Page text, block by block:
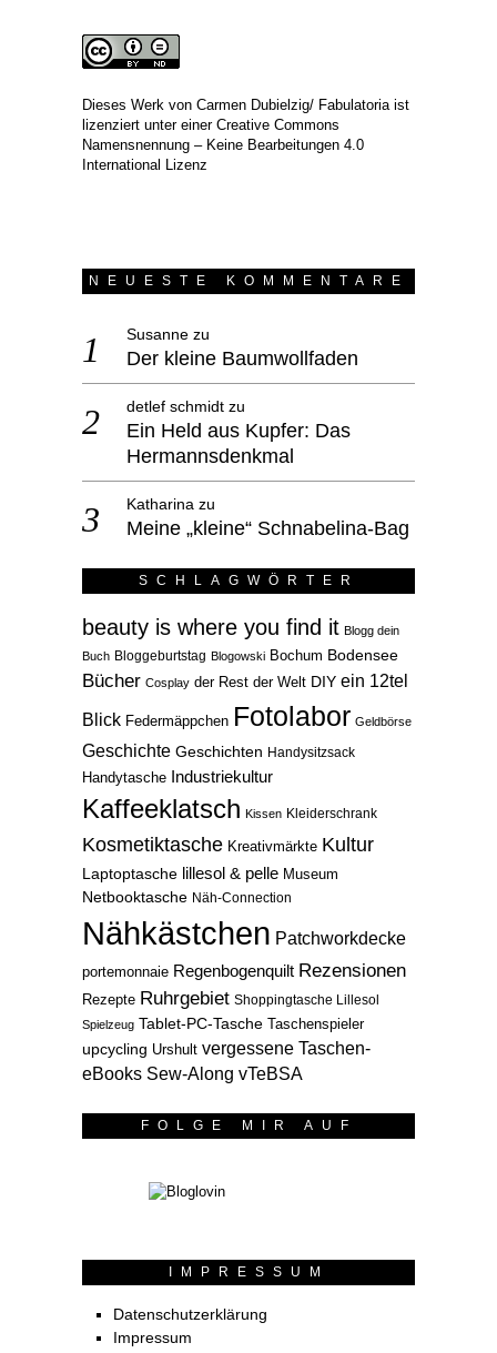
Dieses Werk von Carmen Dubielzig/ Fabulatoriaist
lizenziert unter einer Creative Commons
Namensnennung – Keine Bearbeitungen 4.0
International Lizenz
NEUESTE KOMMENTARE
Susanne zu
Der kleine Baumwollfaden
detlef schmidt zu
Ein Held aus Kupfer: Das
Hermannsdenkmal
Katharina zu
Meine „kleine“ Schnabelina-Bag
SCHLAGWÖRTER
beauty is where you find it Blogg dein
Buch Bloggeburtstag Blogowski Bochum Bodensee
Bücher Cosplay der Rest der Welt DIY ein 12tel
Blick Federmäppchen Fotolabor Geldbörse
Geschichte Geschichten Handysitzsack
Handytasche Industriekultur
Kaffeeklatsch Kissen Kleiderschrank
Kosmetiktasche Kreativmärkte Kultur
Laptoptasche lillesol & pelle Museum
Netbooktasche Näh-Connection
Nähkästchen Patchworkdecke
portemonnaie Regenbogenquilt Rezensionen
Rezepte Ruhrgebiet Shoppingtasche Lillesol
Spielzeug Tablet-PC-Tasche Taschenspieler
upcycling Urshult vergessene Taschen-
eBooks Sew-Along vTeBSA
FOLGE MIR AUF
IMPRESSUM
Datenschutzerklärung
Impressum